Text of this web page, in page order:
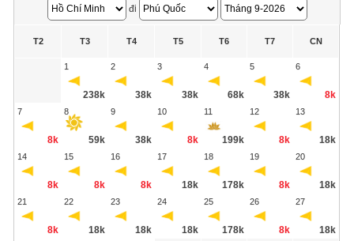
đi
T2 T3 T4 T5 T6 T7 CN
1
238k
2
38k
3
38k
4
68k
5
38k
6
8k
7
8k
8
59k
9
38k
10
8k
11
199k
12
8k
13
18k
14
8k
15
8k
16
8k
17
18k
18
178k
19
8k
20
18k
21
8k
22
18k
23
18k
24
18k
25
178k
26
8k
27
18k